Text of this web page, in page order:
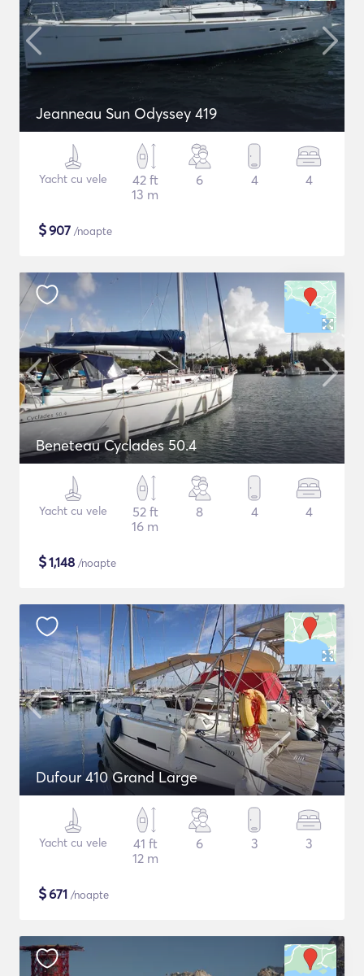
Jeanneau Sun Odyssey 419
Yacht cu vele
42 ft
13 m
6 4 4
$907 /noapte
Beneteau Cyclades 50.4
Yacht cu vele
52 ft
16 m
8 4 4
$1,148 /noapte
Dufour 410 Grand Large
Yacht cu vele
41 ft
12 m
6 3 3
$671 /noapte